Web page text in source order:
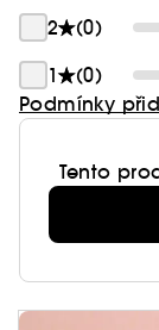
2
(0)
1
(0)
Podmínky
Tento